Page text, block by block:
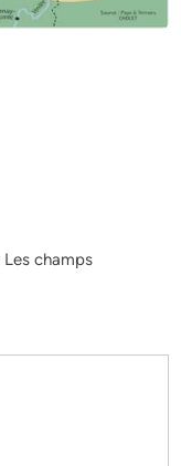
Les champs